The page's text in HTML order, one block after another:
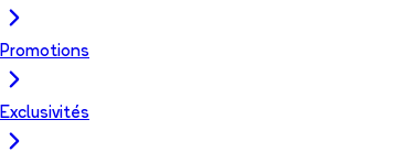
Promotions
Exclusivités